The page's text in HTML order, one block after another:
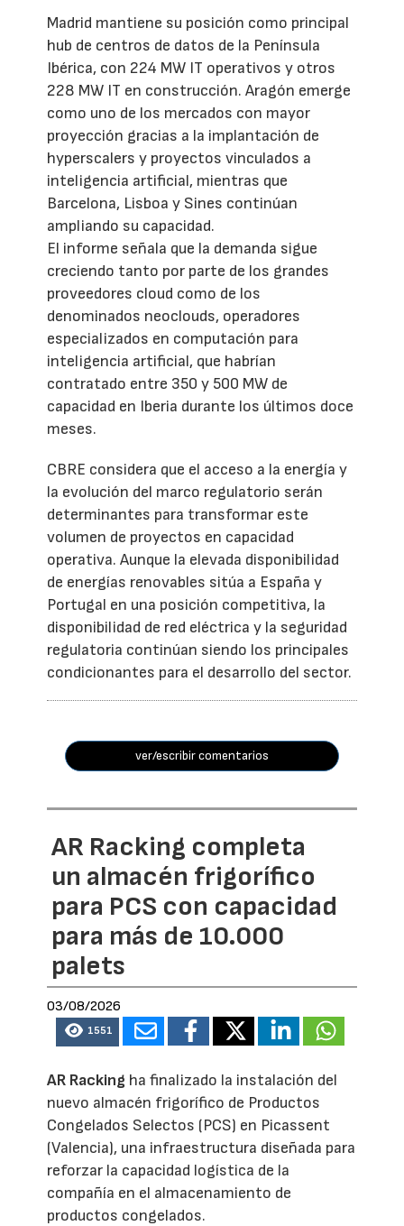
Madrid mantiene su posición como principal
hub de centros de datos de la Península
Ibérica, con 224 MW IT operativos y otros
228 MW IT en construcción. Aragón emerge
como uno de los mercados con mayor
proyección gracias a la implantación de
hyperscalers y proyectos vinculados a
inteligencia artificial, mientras que
Barcelona, Lisboa y Sines continúan
ampliando su capacidad.
El informe señala que la demanda sigue
creciendo tanto por parte de los grandes
proveedores cloud como de los
denominados neoclouds, operadores
especializados en computación para
inteligencia artificial, que habrían
contratado entre 350 y 500 MW de
capacidad en Iberia durante los últimos doce
meses.
CBRE considera que el acceso a la energía y
la evolución del marco regulatorio serán
determinantes para transformar este
volumen de proyectos en capacidad
operativa. Aunque la elevada disponibilidad
de energías renovables sitúa a España y
Portugal en una posición competitiva, la
disponibilidad de red eléctrica y la seguridad
regulatoria continúan siendo los principales
condicionantes para el desarrollo del sector.
ver/escribir comentarios
AR Racking completa
un almacén frigorífico
para PCS con capacidad
para más de 10.000
palets
03/08/2026
1551
AR Racking ha finalizado la instalación del
nuevo almacén frigorífico de Productos
Congelados Selectos (PCS) en Picassent
(Valencia), una infraestructura diseñada para
reforzar la capacidad logística de la
compañía en el almacenamiento de
productos congelados.